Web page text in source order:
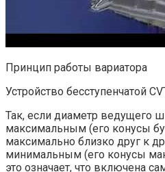
Принцип работы вариатора
Устройство бесступенчатой
Так, если диаметр ведущего
максимальным (его конусы
максимально близко друг к
минимальным (его конусы
это означает, что включена